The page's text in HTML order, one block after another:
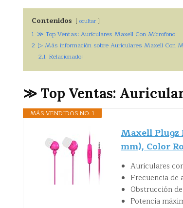
Contenidos ocultar
1 ≫ Top Ventas: Auriculares Maxell Con Microfono
2 ▷ Más información sobre Auriculares Maxell Con
2.1 Relacionado:
≫ Top Ventas:
MÁS VENDIDOS NO. 1
Maxell Plugz
mm), Color
Auriculares
Frecuencia
Obstrucción
Potencia